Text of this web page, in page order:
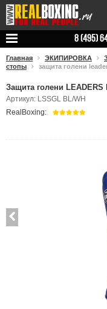
8 (495)
Главная ЭКИПИРОВКА
стопы
защита голени
Защита голени LEADERS
Артикул: LSSGL BL/WH
RealBoxing: